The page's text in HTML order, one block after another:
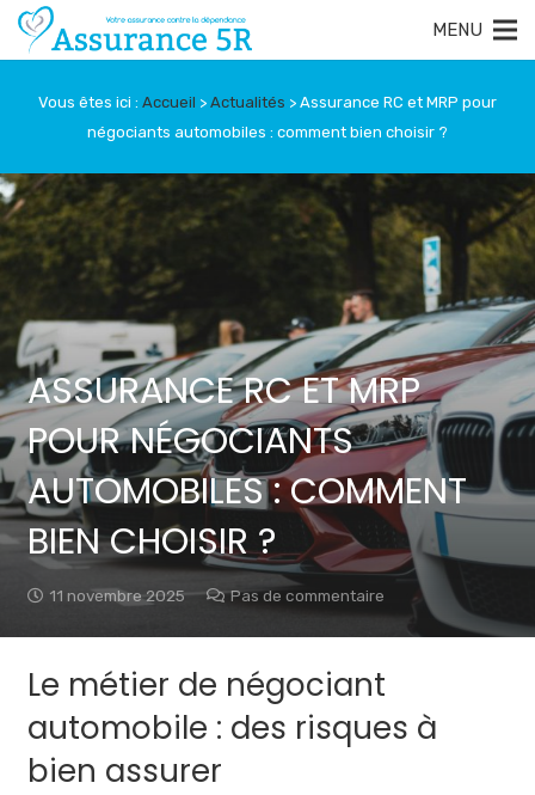
Vous êtes ici : Accueil > Actualités > Assurance RC et MRP pour
négociants automobiles : comment bien choisir ?
ASSURANCE RC ET MRP
POUR NÉGOCIANTS
AUTOMOBILES : COMMENT
BIEN CHOISIR ?
11 novembre 2025 Pas de commentaire
Le métier de négociant
automobile : des risques à
bien assurer